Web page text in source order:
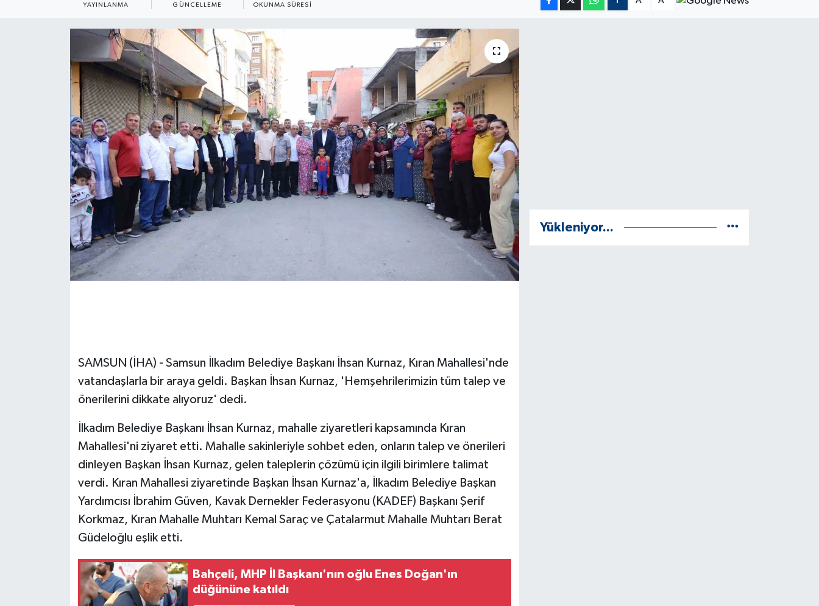
YAYINLANMA GÜNCELLEME OKUNMA SÜRESI
SAMSUN (İHA) - Samsun İlkadım Belediye Başkanı İhsan Kurnaz, Kıran Mahallesi'nde
vatandaşlarla bir araya geldi. Başkan İhsan Kurnaz, 'Hemşehrilerimizin tüm talep ve
önerilerini dikkate alıyoruz' dedi.
İlkadım Belediye Başkanı İhsan Kurnaz, mahalle ziyaretleri kapsamında Kıran
Mahallesi'ni ziyaret etti. Mahalle sakinleriyle sohbet eden, onların talep ve önerileri
dinleyen Başkan İhsan Kurnaz, gelen taleplerin çözümü için ilgili birimlere talimat
verdi. Kıran Mahallesi ziyaretinde Başkan İhsan Kurnaz'a, İlkadım Belediye Başkan
Yardımcısı İbrahim Güven, Kavak Dernekler Federasyonu (KADEF) Başkanı Şerif
Korkmaz, Kıran Mahalle Muhtarı Kemal Saraç ve Çatalarmut Mahalle Muhtarı Berat
Güdeloğlu eşlik etti.
Bahçeli, MHP İl Başkanı'nın oğlu Enes Doğan'ın
düğününe katıldı
Yükleniyor...
EĞİTİM
EKONOMİ
English News
Flaş Haber
Gayrimenkul
HABERDE İNSAN
Jandarma
MAGAZİN